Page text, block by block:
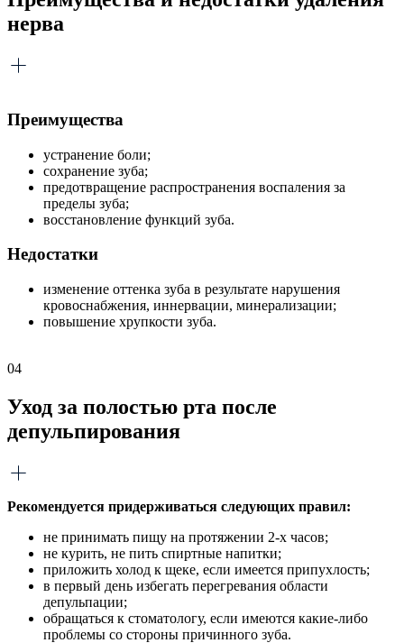
нерва
Преимущества
устранение боли;
сохранение зуба;
предотвращение распространения воспаления за
пределы зуба;
восстановление функций зуба.
Недостатки
изменение оттенка зуба в результате нарушения
кровоснабжения, иннервации, минерализации;
повышение хрупкости зуба.
04
Уход за полостью рта после
депульпирования
Рекомендуется придерживаться следующих правил:
не принимать пищу на протяжении 2-х часов;
не курить, не пить спиртные напитки;
приложить холод к щеке, если имеется припухлость;
в первый день избегать перегревания области
депульпации;
обращаться к стоматологу, если имеются какие-либо
проблемы со стороны причинного зуба.